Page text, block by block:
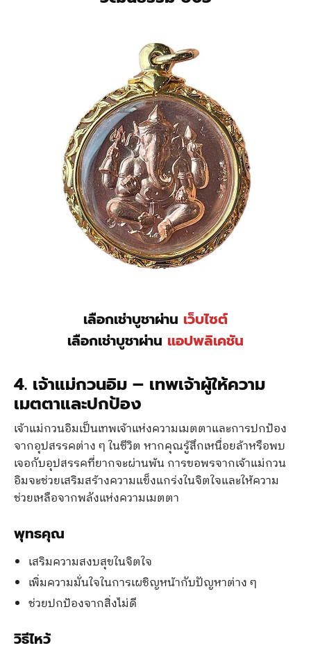
เลือกเช่าบูชาผ่าน เว็บไซต์
เลือกเช่าบูชาผ่าน แอปพลิเคชัน
4. เจ้าแม่กวนอิม – เทพเจ้าผู้ให้ความ
เมตตาและปกป้อง
เจ้าแม่กวนอิมเป็นเทพเจ้าแห่งความเมตตาและการปกป้อง
จากอุปสรรคต่าง ๆ ในชีวิต หากคุณรู้สึกเหนื่อยล้าหรือพบ
เจอกับอุปสรรคที่ยากจะผ่านพ้น การขอพรจากเจ้าแม่กวน
อิมจะช่วยเสริมสร้างความแข็งแกร่งในจิตใจและให้ความ
ช่วยเหลือจากพลังแห่งความเมตตา
พุทธคุณ
เสริมความสงบสุขในจิตใจ
เพิ่มความมั่นใจในการเผชิญหน้ากับปัญหาต่าง ๆ
ช่วยปกป้องจากสิ่งไม่ดี
วิธีไหว้